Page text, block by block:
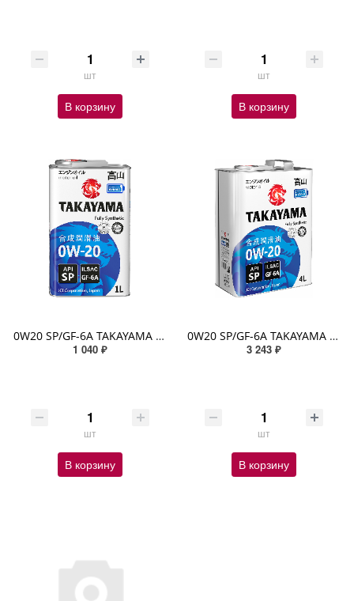
шт
В корзину
шт
В корзину
0W20 SP/GF-6A TAKAYAMA 1л синтетическое
1 040 ₽
шт
В корзину
0W20 SP/GF-6A TAKAYAMA 4л синтетическое
3 243 ₽
шт
В корзину